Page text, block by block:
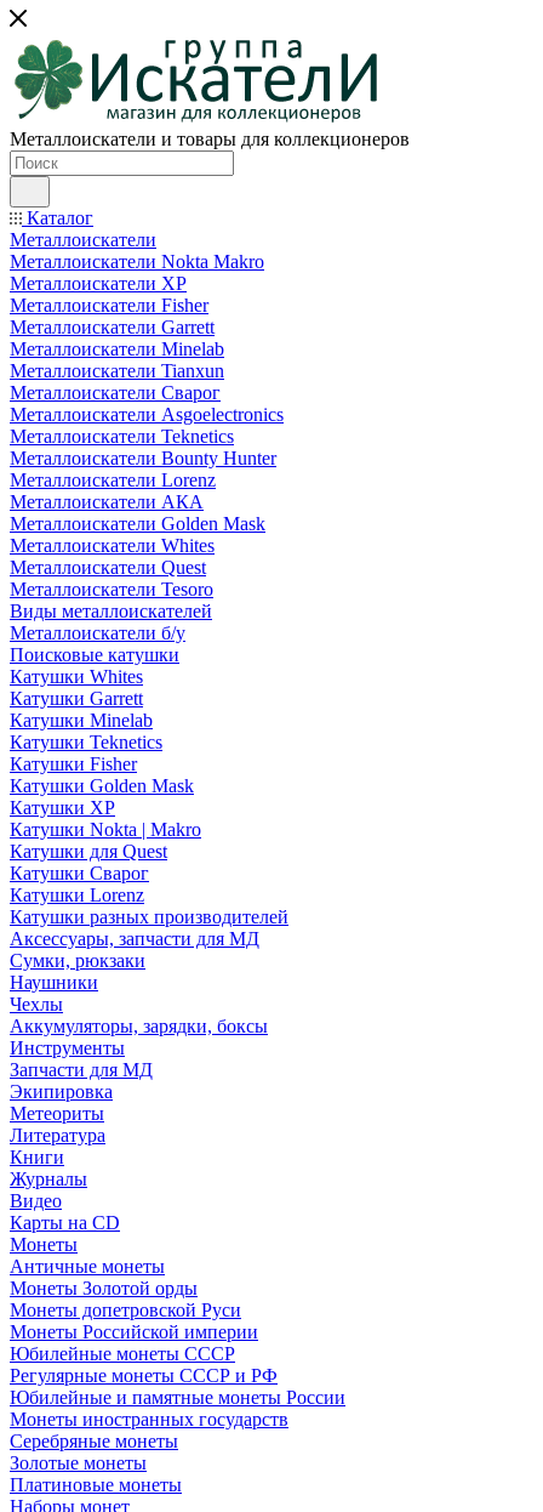
Металлоискатели и товары для коллекционеров
Каталог
Металлоискатели
Металлоискатели Nokta Makro
Металлоискатели XP
Металлоискатели Fisher
Металлоискатели Garrett
Металлоискатели Minelab
Металлоискатели Tianxun
Металлоискатели Сварог
Металлоискатели Asgoelectronics
Металлоискатели Teknetics
Металлоискатели Bounty Hunter
Металлоискатели Lorenz
Металлоискатели АКА
Металлоискатели Golden Mask
Металлоискатели Whites
Металлоискатели Quest
Металлоискатели Tesoro
Виды металлоискателей
Металлоискатели б/у
Поисковые катушки
Катушки Whites
Катушки Garrett
Катушки Minelab
Катушки Teknetics
Катушки Fisher
Катушки Golden Mask
Катушки XP
Катушки Nokta | Makro
Катушки для Quest
Катушки Сварог
Катушки Lorenz
Катушки разных производителей
Аксессуары, запчасти для МД
Сумки, рюкзаки
Наушники
Чехлы
Аккумуляторы, зарядки, боксы
Инструменты
Запчасти для МД
Экипировка
Метеориты
Литература
Книги
Журналы
Видео
Карты на CD
Монеты
Античные монеты
Монеты Золотой орды
Монеты допетровской Руси
Монеты Российской империи
Юбилейные монеты СССР
Регулярные монеты СССР и РФ
Юбилейные и памятные монеты России
Монеты иностранных государств
Серебряные монеты
Золотые монеты
Платиновые монеты
Наборы монет